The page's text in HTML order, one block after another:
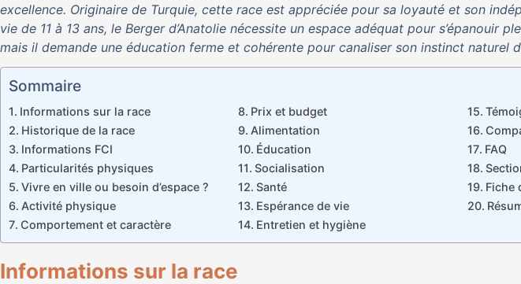
excellence. Originaire de Turquie, cette race est appréciée pour sa loyauté et son
vie de 11 à 13 ans, le Berger d’Anatolie nécessite un espace adéquat pour s’épanouir
mais il demande une éducation ferme et cohérente pour canaliser son instinct naturel
Sommaire
Informations sur la race
Historique de la race
Informations FCI
Particularités physiques
Vivre en ville ou besoin d’espace ?
Activité physique
Comportement et caractère
Prix et budget
Alimentation
Éducation
Socialisation
Santé
Espérance de vie
Entretien et hygiène
FAQ
Fiche
Informations sur la race